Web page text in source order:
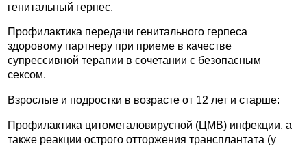
генитальный герпес.
Профилактика передачи генитального герпеса
здоровому партнеру при приеме в качестве
супрессивной терапии в сочетании с безопасным
сексом.
Взрослые и подростки в возрасте от 12 лет и старше:
Профилактика цитомегаловирусной (ЦМВ) инфекции, а
также реакции острого отторжения трансплантата (у